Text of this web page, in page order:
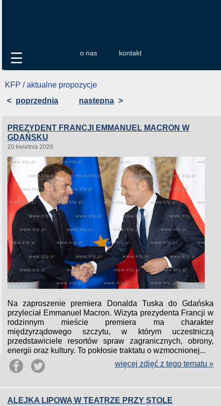
o nas kontakt
☰
KFP / aktualne propozycje
< poprzednia następna >
PREZYDENT FRANCJI EMMANUEL MACRON W
GDAŃSKU
20 kwietnia 2026
Na zaproszenie premiera Donalda Tuska do Gdańska
przyleciał Emmanuel Macron. Wizyta prezydenta Francji w
rodzinnym mieście premiera ma charakter
międzyrządowego szczytu, w którym uczestniczą
przedstawiciele resortów spraw zagranicznych, obrony,
energii oraz kultury. To pokłosie traktatu o wzmocnionej...
więcej zdjęć z tego tematu »
ALEJKA LIPOWA W TEATRZE PRZY STOLE